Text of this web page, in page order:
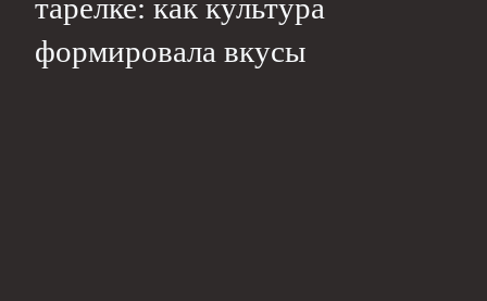
тарелке: как культура
формировала вкусы